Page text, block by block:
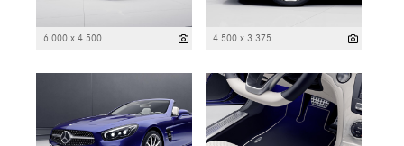
6 000 x 4 500 4 500 x 3 375